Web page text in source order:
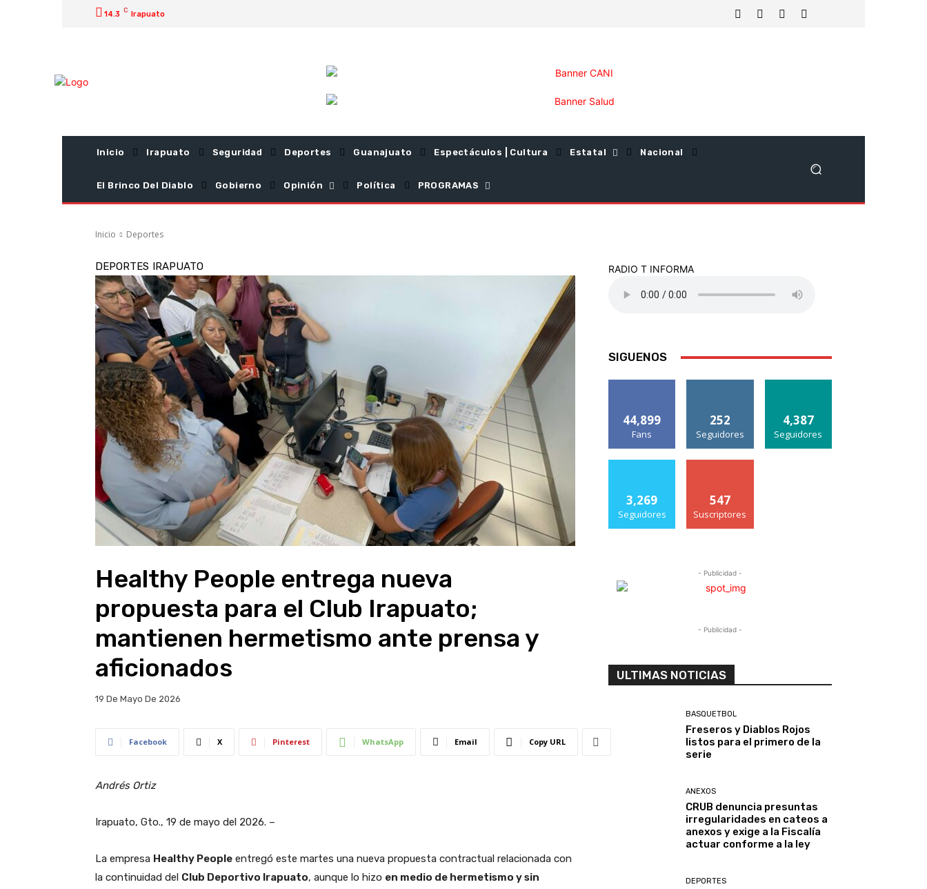
14.3 C Irapuato
Inicio Irapuato Seguridad Deportes Guanajuato Espectáculos | Cultura Estatal Nacional
El Brinco Del Diablo Gobierno Opinión Política PROGRAMAS
Inicio Deportes
DEPORTES IRAPUATO
Healthy People entrega nueva
propuesta para el Club Irapuato;
mantienen hermetismo ante prensa y
aficionados
19 De Mayo De 2026
Facebook X Pinterest WhatsApp Email Copy URL
Andrés Ortiz
Irapuato, Gto., 19 de mayo del 2026. –
La empresa Healthy People entregó este martes una nueva propuesta contractual relacionada con
la continuidad del Club Deportivo Irapuato, aunque lo hizo en medio de hermetismo y sin
RADIO T INFORMA
SIGUENOS
44,899
Fans
252
Seguidores
4,387
Seguidores
3,269
Seguidores
547
Suscriptores
- Publicidad -
- Publicidad -
ULTIMAS NOTICIAS
BASQUETBOL
Freseros y Diablos Rojos
listos para el primero de la
serie
ANEXOS
CRUB denuncia presuntas
irregularidades en cateos a
anexos y exige a la Fiscalía
actuar conforme a la ley
DEPORTES